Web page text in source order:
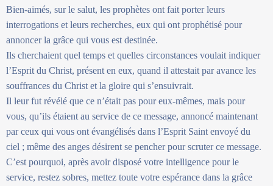
Bien-aimés, sur le salut, les prophètes ont fait porter leurs
interrogations et leurs recherches, eux qui ont prophétisé pour
annoncer la grâce qui vous est destinée.
Ils cherchaient quel temps et quelles circonstances voulait indiquer
l’Esprit du Christ, présent en eux, quand il attestait par avance les
souffrances du Christ et la gloire qui s’ensuivrait.
Il leur fut révélé que ce n’était pas pour eux-mêmes, mais pour
vous, qu’ils étaient au service de ce message, annoncé maintenant
par ceux qui vous ont évangélisés dans l’Esprit Saint envoyé du
ciel ; même des anges désirent se pencher pour scruter ce message.
C’est pourquoi, après avoir disposé votre intelligence pour le
service, restez sobres, mettez toute votre espérance dans la grâce